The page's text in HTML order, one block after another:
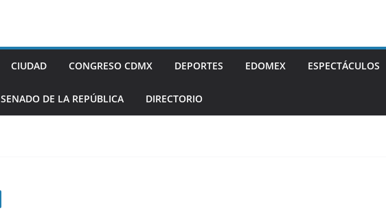
CIUDAD CONGRESO CDMX DEPORTES EDOMEX ESPECTÁCULOS
SENADO DE LA REPÚBLICA DIRECTORIO